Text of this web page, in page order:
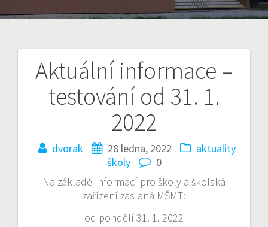
Aktuální informace –
testování od 31. 1.
2022
dvorak 28 ledna, 2022
aktuality
školy
0
Na základě Informací pro školy a školská
zařízení zaslaná MŠMT:
od pondělí 31. 1. 2022
Navigace